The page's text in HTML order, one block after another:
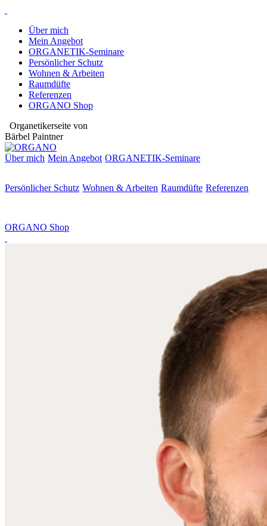
Über mich
Mein Angebot
ORGANETIK-Seminare
Persönlicher Schutz
Wohnen & Arbeiten
Raumdüfte
Referenzen
ORGANO Shop
Organetikerseite von
Bärbel Paintner
Über mich Mein Angebot ORGANETIK-Seminare
Persönlicher Schutz Wohnen & Arbeiten Raumdüfte Referenzen
ORGANO Shop